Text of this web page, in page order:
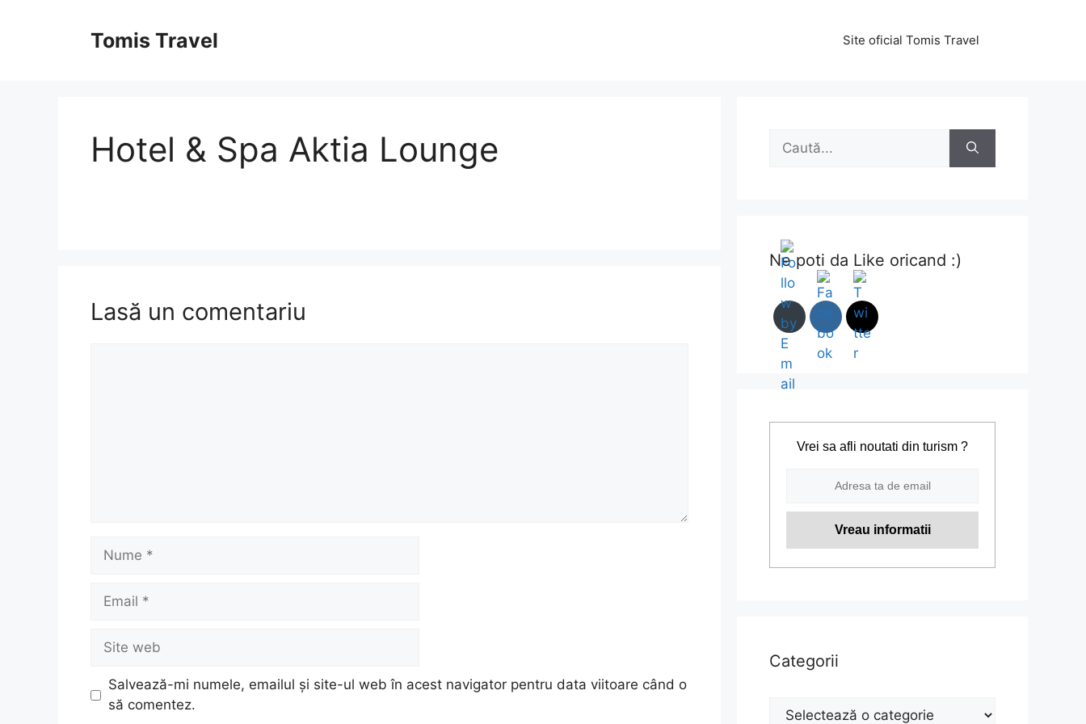
Tomis Travel Site oficial Tomis Travel
Hotel & Spa Aktia Lounge
Lasă un comentariu
Nume
Email
Site
web
Salvează-mi numele, emailul și site-ul web în acest navigator pentru data viitoare când o
să comentez.
Caută
Ne poti da Like oricand :)
Vrei sa afli noutati din turism ?
Categorii
Categorii